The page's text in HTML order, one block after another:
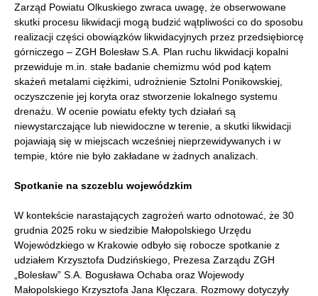
Zarząd Powiatu Olkuskiego zwraca uwagę, że obserwowane
skutki procesu likwidacji mogą budzić wątpliwości co do sposobu
realizacji części obowiązków likwidacyjnych przez przedsiębiorcę
górniczego – ZGH Bolesław S.A. Plan ruchu likwidacji kopalni
przewiduje m.in. stałe badanie chemizmu wód pod kątem
skażeń metalami ciężkimi, udrożnienie Sztolni Ponikowskiej,
oczyszczenie jej koryta oraz stworzenie lokalnego systemu
drenażu. W ocenie powiatu efekty tych działań są
niewystarczające lub niewidoczne w terenie, a skutki likwidacji
pojawiają się w miejscach wcześniej nieprzewidywanych i w
tempie, które nie było zakładane w żadnych analizach.
Spotkanie na szczeblu wojewódzkim
W kontekście narastających zagrożeń warto odnotować, że 30
grudnia 2025 roku w siedzibie Małopolskiego Urzędu
Wojewódzkiego w Krakowie odbyło się robocze spotkanie z
udziałem Krzysztofa Dudzińskiego, Prezesa Zarządu ZGH
„Bolesław” S.A. Bogusława Ochaba oraz Wojewody
Małopolskiego Krzysztofa Jana Klęczara. Rozmowy dotyczyły